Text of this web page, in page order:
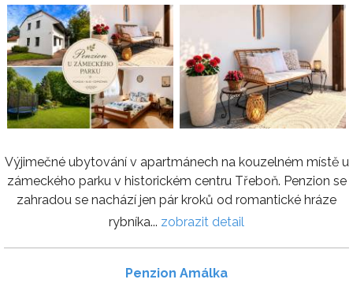
Výjimečné ubytování v apartmánech na kouzelném místě u
zámeckého parku v historickém centru Třeboň. Penzion se
zahradou se nachází jen pár kroků od romantické hráze
rybníka... zobrazit detail
Penzion Amálka